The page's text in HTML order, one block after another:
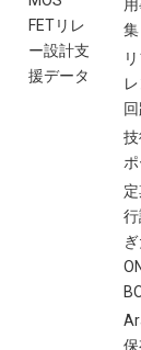
FETリレ
ー設計支
援データ
集